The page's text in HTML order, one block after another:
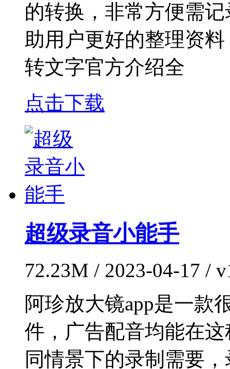
的转换，非常方便需
助用户更好的整理资
转文字官方介绍全
点击下载
超级录音小能手
72.23M / 2023-04-17 /
阿珍放大镜app是一款
件，广告配音均能在
同情景下的录制需要